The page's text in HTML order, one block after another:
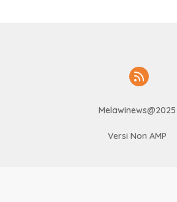
Melawinews@2025
Versi Non AMP